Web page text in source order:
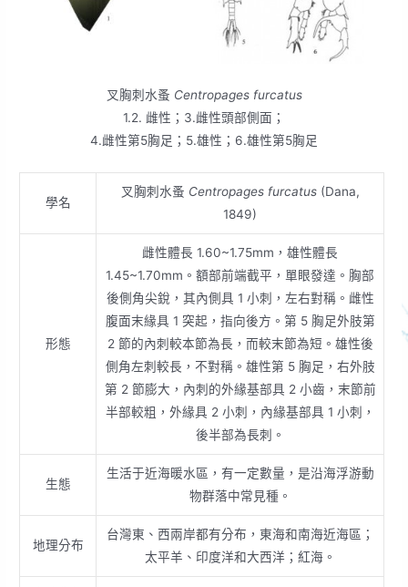
叉胸刺水蚤 Centropages furcatus
1.2. 雌性；3.雌性頭部側面；
4.雌性第5胸足；5.雄性；6.雄性第5胸足
學名
叉胸刺水蚤 Centropages furcatus(Dana,
1849)
形態
雌性體長 1.60~1.75mm，雄性體長
1.45~1.70mm。額部前端截平，單眼發達。胸部
後側角尖銳，其內側具 1 小刺，左右對稱。雌性
腹面末緣具 1 突起，指向後方。第 5 胸足外肢第
2 節的內刺較本節為長，而較末節為短。雄性後
側角左刺較長，不對稱。雄性第 5 胸足，右外肢
第 2 節膨大，內刺的外緣基部具 2 小齒，末節前
半部較粗，外緣具 2 小刺，內緣基部具 1 小刺，
後半部為長刺。
生態
生活于近海暖水區，有一定數量，是沿海浮游動
物群落中常見種。
地理分布
台灣東、西兩岸都有分布，東海和南海近海區；
太平羊、印度洋和大西洋；紅海。